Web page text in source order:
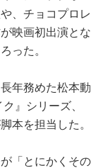
、チョコプロレ
映画初出演とな
った。
年務めた松本動
』シリーズ、
本を担当した。
「とにかくその